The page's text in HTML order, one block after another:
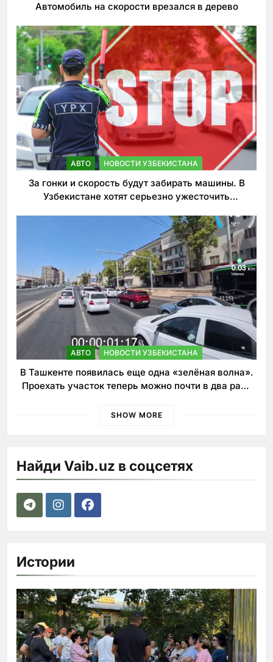
Автомобиль на скорости врезался в дерево
АВТО НОВОСТИ УЗБЕКИСТАНА
За гонки и скорость будут забирать машины. В
Узбекистане хотят серьезно ужесточить
АВТО НОВОСТИ УЗБЕКИСТАНА
В Ташкенте появилась еще одна «зелёная волна».
Проехать участок теперь можно почти в два раза
SHOW MORE
Найди Vaib.uz в соцсетях
Истории